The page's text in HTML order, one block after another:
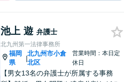
池上 遊 弁護士
北九州第一法律事務所
福岡
県
|
北九州市小倉
北区
営業時間：本日定
休日
【男女13名の弁護士が所属する事務